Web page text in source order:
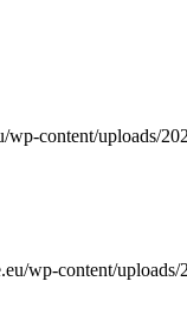
wp-content/uploads/
wp-content/